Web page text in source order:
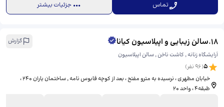
تماس جزئیات بیشتر
18
.سالن زیبایی و اپیلاسیون کیانا
گزارش
آرایشگاه زنانه ٬ کاشت ناخن ٬ سالن اپیلاسیون
5
(
96 نفر)
خیابان مطهری ، نرسیده به مترو مفتح ، بعد از کوچه قابوس نامه ٬ ساختمان یاران ۲۴۰ ،
طبقه۴ ، واحد ۲۰